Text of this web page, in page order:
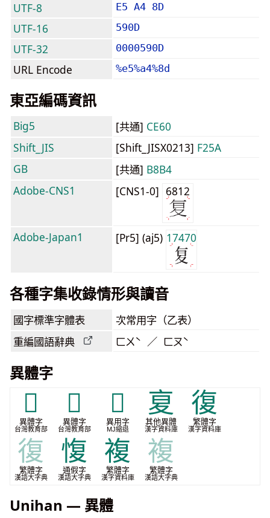
UTF-8 E5 A4 8D
UTF-16 590D
UTF-32 0000590D
URL Encode %e5%a4%8d
東亞編碼資訊
Big5 [共通] CE60
Shift_JIS
[Shift_JISX0213] F25A
GB
[共通] B8B4
Adobe-CNS1
[CNS1-0] 6812
Adobe-Japan1 [Pr5] (aj5) 17470
各種字集收錄情形與讀音
國字標準字體表 次常用字（乙表）
重編國語辭典 ㄈㄨˋ ／ ㄈㄡˋ
異體字
𠰞
異體字
台灣教育部
𡕨
異體字
台灣教育部
𭐣
異用字
MJ縮退
㚆
其他異體
漢字資料庫
復
繁體字
漢字資料庫
復
繁體字
漢語大字典
愎
通假字
漢語大字典
複
繁體字
漢字資料庫
複
繁體字
漢語大字典
Unihan — 異體